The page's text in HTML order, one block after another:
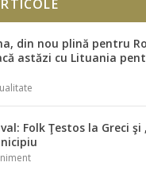
din nou plină pentru
astăzi cu Lituania
Folk Ţestos la Greci şi